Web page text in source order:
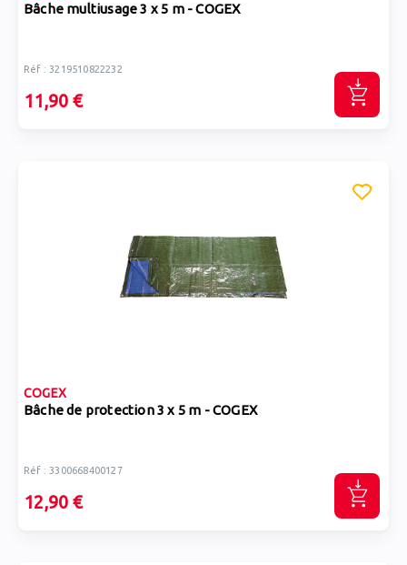
Bâche multiusage 3 x 5 m - COGEX
Réf : 3219510822232
11,90 €
COGEX
Bâche de protection 3 x 5 m - COGEX
Réf : 3300668400127
12,90 €